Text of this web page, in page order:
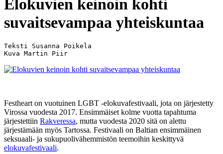
Elokuvien keinoin kohti
suvaitsevampaa yhteiskuntaa
Teksti Susanna Poikela
Kuva Martin Piir
Festheart on vuotuinen LGBT -elokuvafestivaali, jota on järjestetty
Virossa vuodesta 2017. Ensimmäiset kolme vuotta tapahtuma
järjestettiin Rakveressa, mutta vuodesta 2020 sitä on alettu
järjestämään myös Tartossa. Festivaali on Baltian ensimmäinen
seksuaali- ja sukupuolivähemmistön teemoihin keskittyvä
elokuvafestivaali.